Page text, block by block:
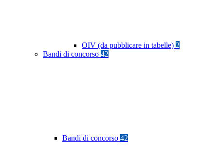
OIV (da pubblicare in tabelle) 2
Bandi di concorso 42
Bandi di concorso 42